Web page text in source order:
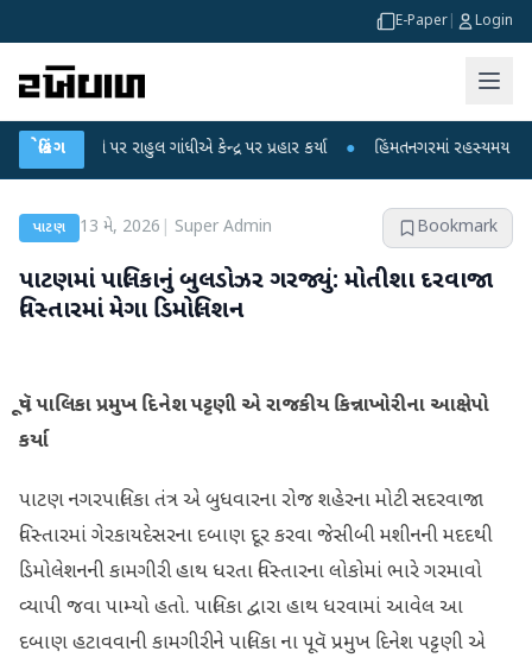
E-Paper Login
બ્રેકિંગ
પર રાહુલ ગાંધીએ કેન્દ્ર પર પ્રહાર કર્યા ● હિંમતનગરમાં રહસ્યમય વાયરસ કે
પાટણ 13 મે, 2026 Super Admin Bookmark
પાટણમાં પાલિકાનું બુલડોઝર ગરજ્યું: મોતીશા દરવાજા
વિસ્તારમાં મેગા ડિમોલિશન
પૂવૅ પાલિકા પ્રમુખ દિનેશ પટ્ટણી એ રાજકીય કિન્નાખોરીના આક્ષેપો
કર્યા
પાટણ નગરપાલિકા તંત્ર એ બુધવારના રોજ શહેરના મોટી સદરવાજા
વિસ્તારમાં ગેરકાયદેસરના દબાણ દૂર કરવા જેસીબી મશીનની મદદથી
ડિમોલેશનની કામગીરી હાથ ધરતા વિસ્તારના લોકોમાં ભારે ગરમાવો
વ્યાપી જવા પામ્યો હતો. પાલિકા દ્વારા હાથ ધરવામાં આવેલ આ
દબાણ હટાવવાની કામગીરીને પાલિકા ના પૂવૅ પ્રમુખ દિનેશ પટ્ટણી એ